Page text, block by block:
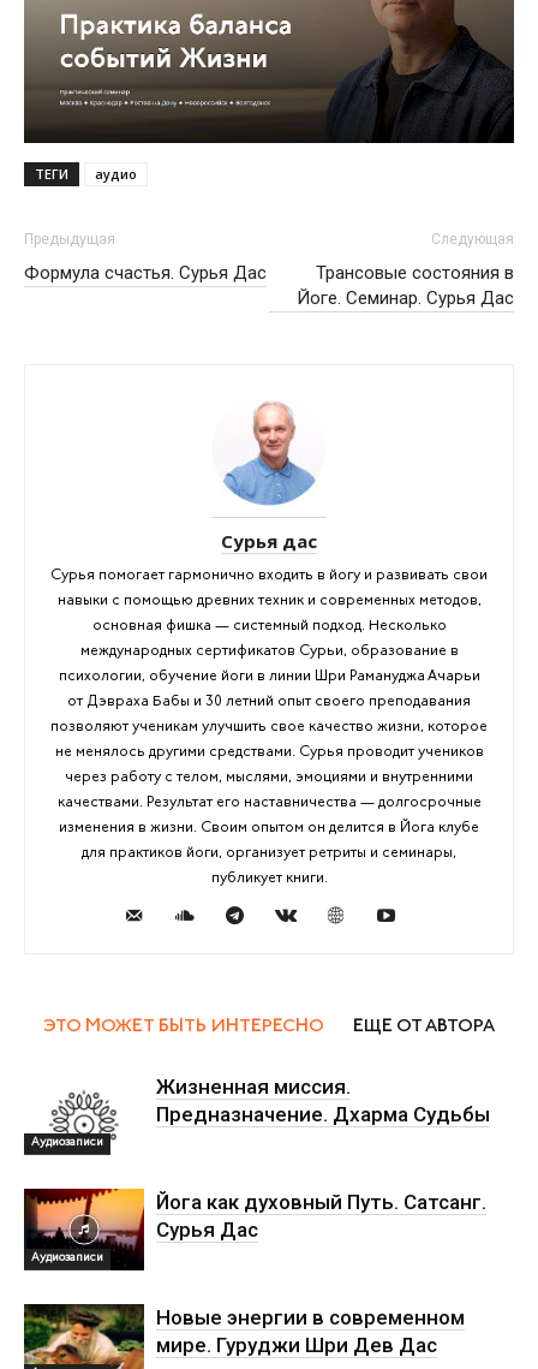
ТЕГИ аудио
Предыдущая
Формула счастья. Сурья Дас
Следующая
Трансовые состояния в
Йоге. Семинар. Сурья Дас
Сурья дас
Сурья помогает гармонично входить в йогу и развивать свои
навыки с помощью древних техник и современных методов,
основная фишка — системный подход. Несколько
международных сертификатов Сурьи, образование в
психологии, обучение йоги в линии Шри Рамануджа Ачарьи
от Дэвраха Бабы и 30 летний опыт своего преподавания
позволяют ученикам улучшить свое качество жизни, которое
не менялось другими средствами. Сурья проводит учеников
через работу с телом, мыслями, эмоциями и внутренними
качествами. Результат его наставничества — долгосрочные
изменения в жизни. Своим опытом он делится в Йога клубе
для практиков йоги, организует ретриты и семинары,
публикует книги.
ЭТО МОЖЕТ БЫТЬ ИНТЕРЕСНО ЕЩЕ ОТ АВТОРА
Аудиозаписи
Жизненная миссия.
Предназначение. Дхарма Судьбы
Аудиозаписи
Йога как духовный Путь. Сатсанг.
Сурья Дас
Новые энергии в современном
мире. Гуруджи Шри Дев Дас